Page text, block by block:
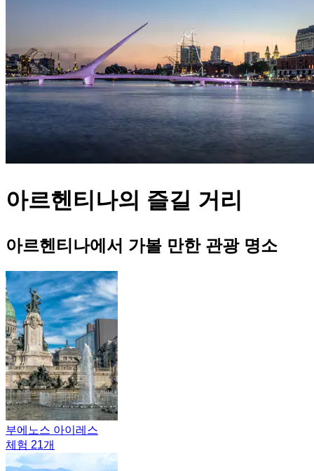
아르헨티나의 즐길 거리
아르헨티나에서 가볼 만한 관광 명소
부에노스 아이레스
체험 21개